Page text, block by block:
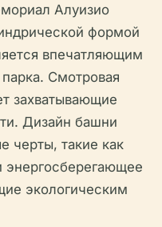
Алуизио
формой
впечатляющим
Смотровая
захватывающие
Дизайн башни
черты, такие как
энергосберегающее
экологическим